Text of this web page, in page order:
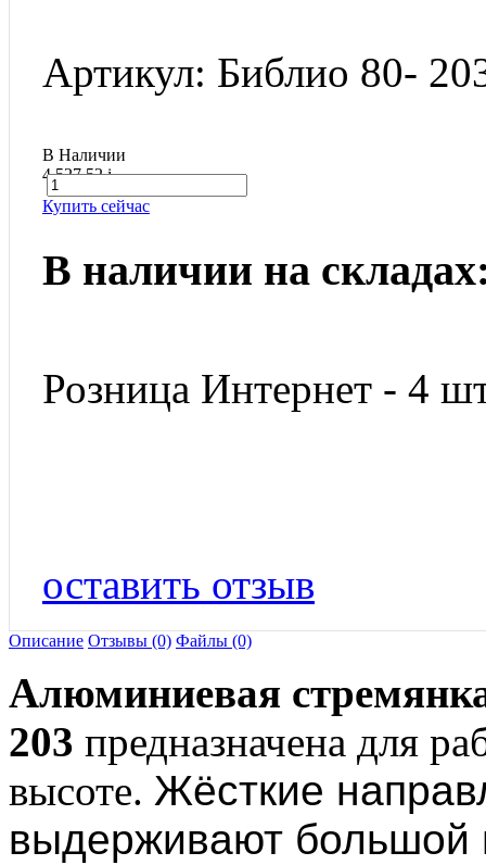
Артикул: Библио 80-
В Наличии
4 527.52i
Купить сейчас
В наличии на
Розница Интернет - 4
оставить отзыв
Описание Отзывы (0) Файлы (0)
Алюминиевая
203 предназначена для
высоте. Жёсткие
выдерживают большой